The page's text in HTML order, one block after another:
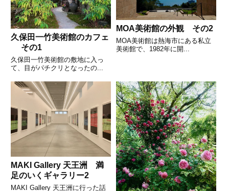
久保田一竹美術館のカフェ
その1
久保田一竹美術館の敷地に入っ
て、目がパチクリとなったの...
MOA美術館の外観 その2
MOA美術館は熱海市にある私立
美術館で、1982年に開...
MAKI Gallery 天王洲 満
足のいくギャラリー2
MAKI Gallery 天王洲に行った話